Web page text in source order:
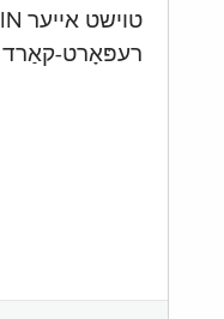
טוישט אייער PIN
רעפּאָרט-קאַרד